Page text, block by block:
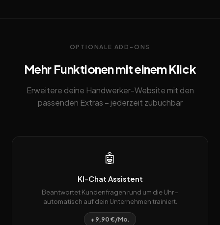
OPTIONALE ADD-ONS
Mehr Funktionen mit einem Klick
Erweitere deine Handwerker-Website mit den
passenden Extras – jederzeit zubuchbar
🤖
KI-Chat Assistent
Beantwortet Kundenfragen rund um die Uhr –
automatisch auf dein Unternehmen trainiert.
+ 9,90 €/Mo.